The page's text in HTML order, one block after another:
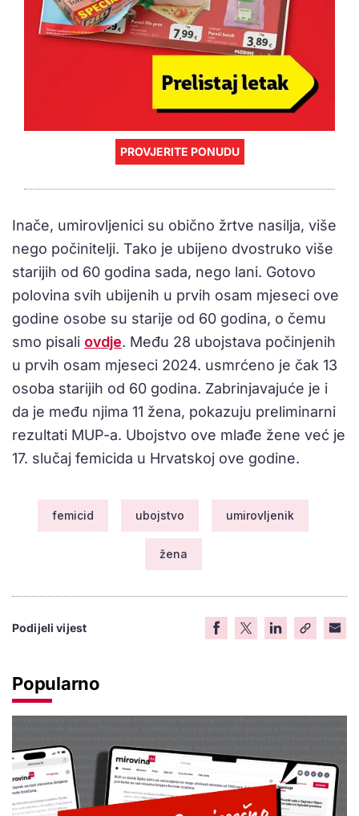
PROVJERITE PONUDU
Inače, umirovljenici su obično žrtve nasilja, više
nego počinitelji. Tako je ubijeno dvostruko više
starijih od 60 godina sada, nego lani. Gotovo
polovina svih ubijenih u prvih osam mjeseci ove
godine osobe su starije od 60 godina, o čemu
smo pisali ovdje. Među 28 ubojstava počinjenih
u prvih osam mjeseci 2024. usmrćeno je čak 13
osoba starijih od 60 godina. Zabrinjavajuće je i
da je među njima 11 žena, pokazuju preliminarni
rezultati MUP-a. Ubojstvo ove mlađe žene već je
17. slučaj femicida u Hrvatskoj ove godine.
femicid ubojstvo umirovljenik
žena
Podijeli vijest
Popularno